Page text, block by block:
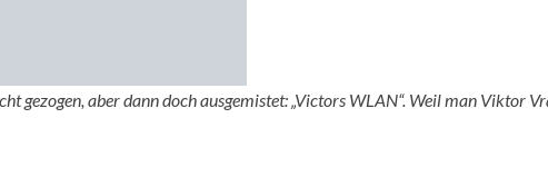
gezogen, aber dann doch ausgemistet: „Victors WLAN“. Weil man Viktor